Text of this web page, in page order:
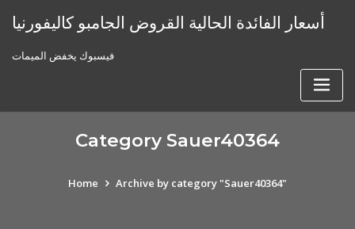
أسعار الفائدة الحالية القروض الجامبو كاليفورنيا
فيسبوك يخفض الميمات
Category Sauer40364
Home Archive by category "Sauer40364"